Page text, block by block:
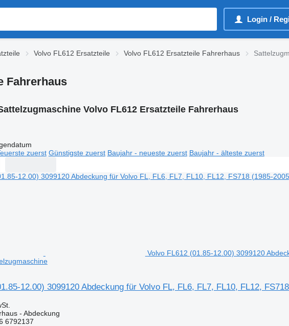
Login /
Volvo FL612 Ersatzteile Volvo FL612 Ersatzteile Fahrerhaus
Fahrerhaus
Volvo FL612 Ersatzteile Fahrerhaus
zuerst Günstigste zuerst Baujahr - neueste zuerst Baujahr - älteste zuerst
Volvo FL612 (01.85-12.00) 3099120
12.00) 3099120 Abdeckung für Volvo FL, FL6, FL7, FL10, FL12,
- Abdeckung
6792137